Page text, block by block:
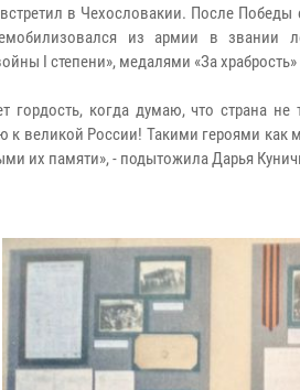
в Чехословакии. После Победы
из армии в звании
I степени», медалями «За
гордость, когда думаю, что страна
к великой России! Такими героями
их памяти», - подытожила Дарья